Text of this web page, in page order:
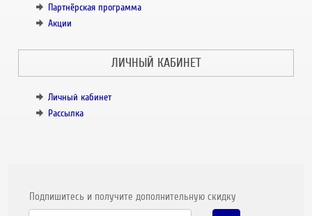
Партнёрская программа
Акции
ЛИЧНЫЙ КАБИНЕТ
Личный кабинет
Рассылка
Подпишитесь и получите дополнительную скидку